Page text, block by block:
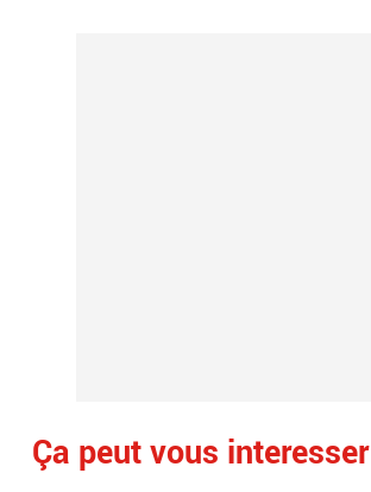
Ça peut vous interesser